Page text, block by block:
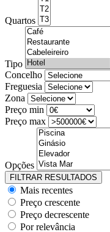
Quartos
Tipo
Concelho
Freguesia
Zona
Preço min
Preço max
Opções
Mais recentes
Preço crescente
Preço decrescente
Por relevância